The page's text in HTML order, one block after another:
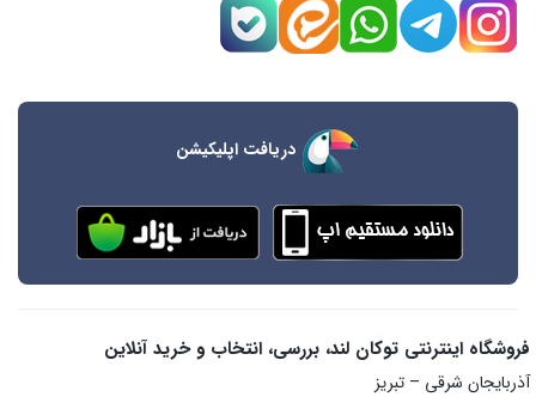
دریافت اپلیکیشن
فروشگاه اینترنتی توکان لند، بررسی، انتخاب و خرید آنلاین
آذربایجان شرقی – تبریز